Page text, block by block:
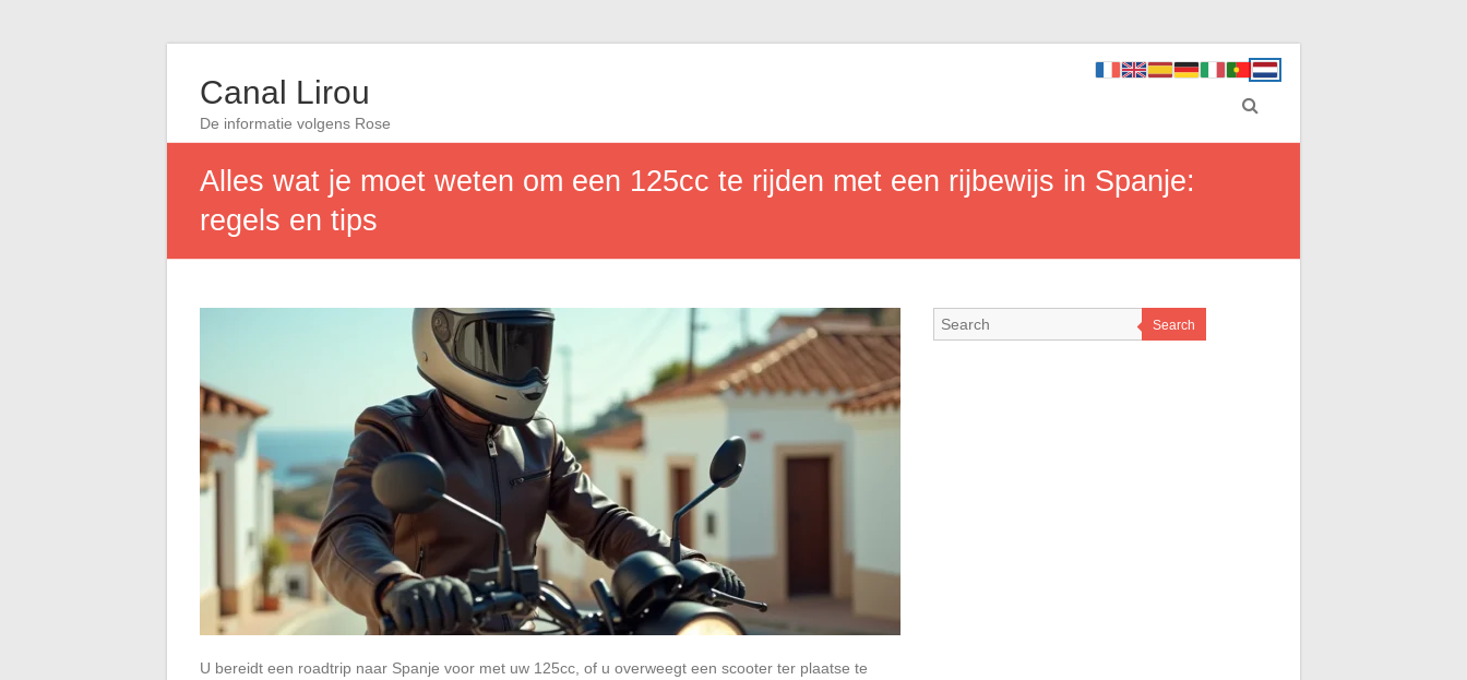
Canal Lirou
De informatie volgens Rose
Alles wat je moet weten om een 125cc te rijden met een rijbewijs in Spanje:
regels en tips
U bereidt een roadtrip naar Spanje voor met uw 125cc, of u overweegt een scooter ter plaatse te
Search